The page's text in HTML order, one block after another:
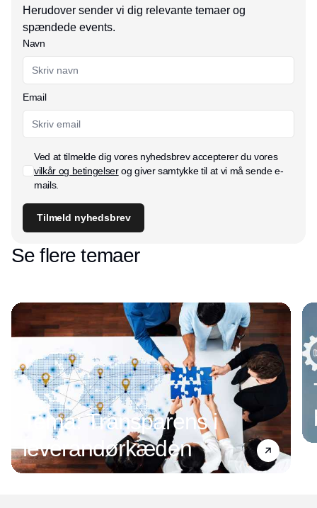
Herudover sender vi dig relevante temaer og
spændede events.
Navn
Email
Ved at tilmelde dig vores nyhedsbrev accepterer du vores
vilkår og betingelserog giver samtykke til at vi må sende e-
mails.
Tilmeld nyhedsbrev
Se flere temaer
Tema: Transparens i
leverandørkæden